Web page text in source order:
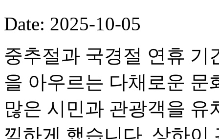
Date: 2025-10-05
중추절과 국경절 연휴 기
을 아우르는 다채로운 문
많은 시민과 관광객을
끽하게 했습니다. 상하이